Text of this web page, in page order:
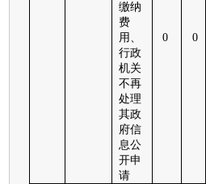
缴纳
费
用、
行政
机关
不再
处理
其政
府信
息公
开申
请
0 0